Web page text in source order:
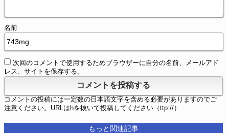
名前
次回のコメントで使用するためブラウザーに自分の名前、メールアド
レス、サイトを保存する。
コメントの投稿には一定数の日本語文字を含める必要がありますのでご
注意ください。URLはhを抜いて投稿してください（ttp://）
もっと関連記事